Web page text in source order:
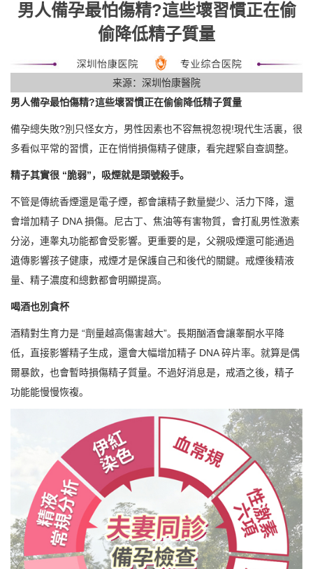
男人備孕最怕傷精?這些壞習慣正在偷
偷降低精子質量
来源：深圳怡康醫院
男人備孕最怕傷精?這些壞習慣正在偷偷降低精子質量
備孕總失敗?別只怪女方，男性因素也不容無視忽視!現代生活裏，很
多看似平常的習慣，正在悄悄損傷精子健康，看完趕緊自查調整。
精子其實很 “脆弱”，吸煙就是頭號殺手。
不管是傳統香煙還是電子煙，都會讓精子數量變少、活力下降，還
會增加精子 DNA 損傷。尼古丁、焦油等有害物質，會打亂男性激素
分泌，連睾丸功能都會受影響。更重要的是，父親吸煙還可能通過
遺傳影響孩子健康，戒煙才是保護自己和後代的關鍵。戒煙後精液
量、精子濃度和總數都會明顯提高。
喝酒也別貪杯
酒精對生育力是 “劑量越高傷害越大”。長期酗酒會讓睾酮水平降
低，直接影響精子生成，還會大幅增加精子 DNA 碎片率。就算是偶
爾暴飲，也會暫時損傷精子質量。不過好消息是，戒酒之後，精子
功能能慢慢恢複。